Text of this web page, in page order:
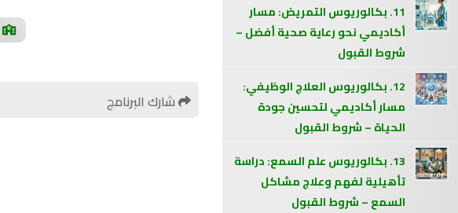
11. بكالوريوس التمريض: مسار
أكاديمي نحو رعاية صحية أفضل –
شروط القبول
12. بكالوريوس العلاج الوظيفي:
مسار أكاديمي لتحسين جودة
الحياة – شروط القبول
13. بكالوريوس علم السمع: دراسة
تأهيلية لفهم وعلاج مشاكل
السمع – شروط القبول
شارك البرنامج